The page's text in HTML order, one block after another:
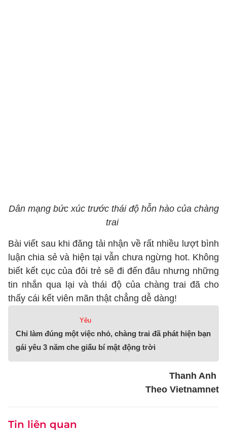
Dân mạng bức xúc trước thái độ hỗn hào của chàng
trai
Bài viết sau khi đăng tải nhận về rất nhiều lượt bình
luận chia sẻ và hiện tại vẫn chưa ngừng hot. Không
biết kết cục của đôi trẻ sẽ đi đến đâu nhưng những
tin nhắn qua lại và thái độ của chàng trai đã cho
thấy cái kết viên mãn thật chẳng dễ dàng!
Yêu
Chỉ làm đúng một việc nhỏ, chàng trai đã phát hiện bạn
gái yêu 3 năm che giấu bí mật động trời
Thanh Anh
Theo Vietnamnet
Tin liên quan